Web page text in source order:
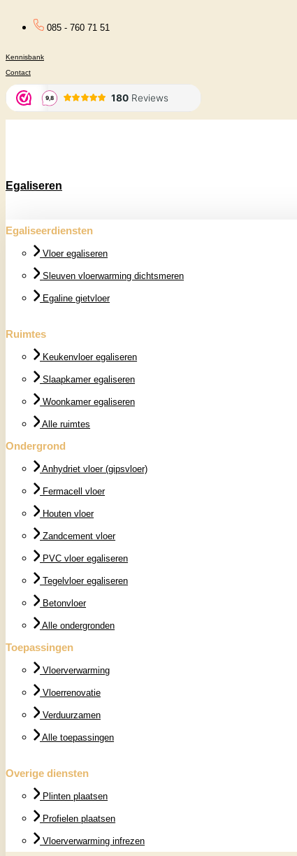
de
inhoud
085 - 760 71 51
Kennisbank
Contact
Egaliseren
Egaliseerdiensten
Vloer egaliseren
Sleuven vloerwarming dichtsmeren
Egaline gietvloer
Ruimtes
Keukenvloer egaliseren
Slaapkamer egaliseren
Woonkamer egaliseren
Alle ruimtes
Ondergrond
Anhydriet vloer (gipsvloer)
Fermacell vloer
Houten vloer
Zandcement vloer
PVC vloer egaliseren
Tegelvloer egaliseren
Betonvloer
Alle ondergronden
Toepassingen
Vloerverwarming
Vloerrenovatie
Verduurzamen
Alle toepassingen
Overige diensten
Plinten plaatsen
Profielen plaatsen
Vloerverwarming infrezen